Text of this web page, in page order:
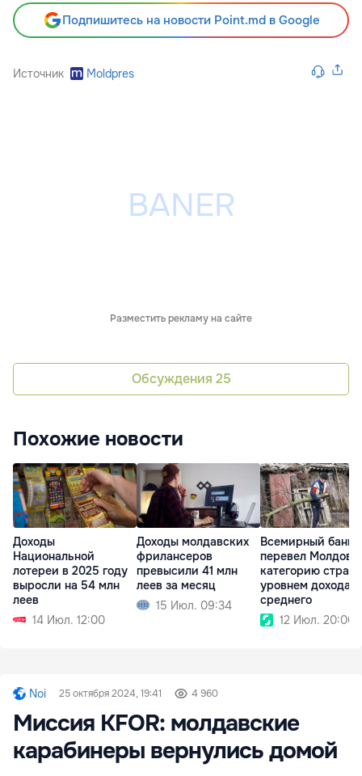
Подпишитесь на новости Point.md в Google
Источник Moldpres
Разместить рекламу на сайте
Обсуждения 25
Похожие новости
Доходы
Национальной
лотереи в 2025 году
выросли на 54 млн
леев
14 Июл. 12:00
Доходы молдавских
фрилансеров
превысили 41 млн
леев за месяц
15 Июл. 09:34
Всемирный банк
перевел Молдову
категорию стран
уровнем дохода
среднего
12 Июл. 20:00
Noi 25 октября 2024, 19:41 4 960
Миссия KFOR: молдавские
карабинеры вернулись домой